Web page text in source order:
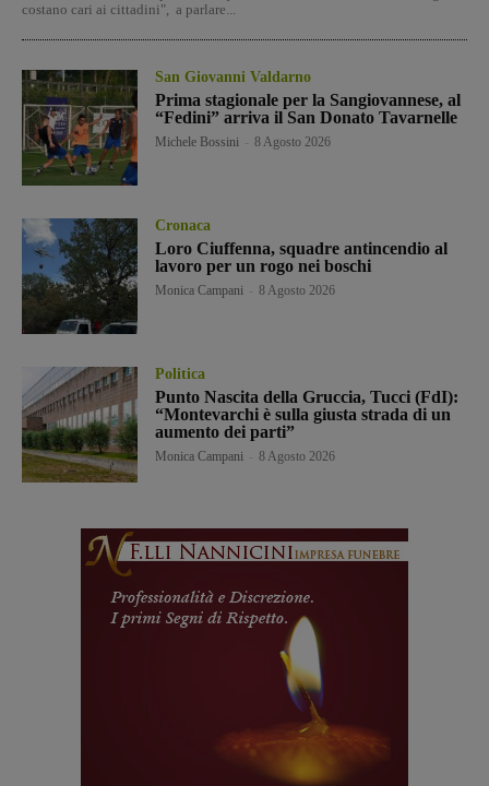
costano cari ai cittadini", a parlare...
San Giovanni Valdarno
Prima stagionale per la Sangiovannese, al
“Fedini” arriva il San Donato Tavarnelle
Michele Bossini 8 Agosto 2026
Cronaca
Loro Ciuffenna, squadre antincendio al
lavoro per un rogo nei boschi
Monica Campani 8 Agosto 2026
Politica
Punto Nascita della Gruccia, Tucci (FdI):
“Montevarchi è sulla giusta strada di un
aumento dei parti”
Monica Campani 8 Agosto 2026